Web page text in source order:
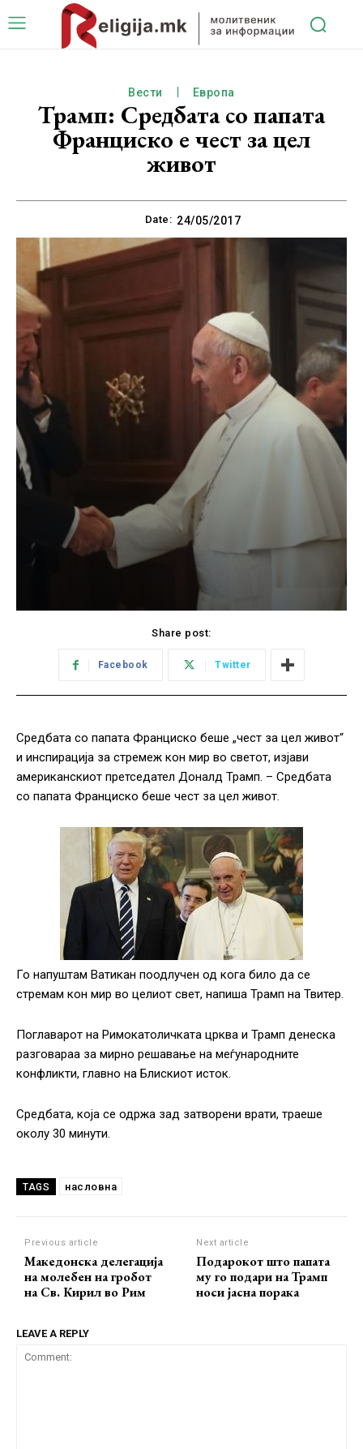
Вести Европа
Трамп: Средбата со папата
Франциско е чест за цел
живот
Date: 24/05/2017
Share post:
Facebook Twitter
Средбата со папата Франциско беше „чест за цел живот“
и инспирација за стремеж кон мир во светот, изјави
американскиот претседател Доналд Трамп. – Средбата
со папата Франциско беше чест за цел живот.
Го напуштам Ватикан поодлучен од кога било да се
стремам кон мир во целиот свет, напиша Трамп на Твитер.
Поглаварот на Римокатоличката црква и Трамп денеска
разговараа за мирно решавање на меѓународните
конфликти, главно на Блискиот исток.
Средбата, која се одржа зад затворени врати, траеше
околу 30 минути.
TAGS насловна
Previous article
Македонска делегација
на молебен на гробот
на Св. Кирил во Рим
Next article
Подарокот што папата
му го подари на Трамп
носи јасна порака
LEAVE A REPLY